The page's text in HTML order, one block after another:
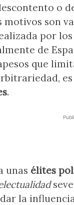
o
son
por
de
que
es
.
unas élites
la